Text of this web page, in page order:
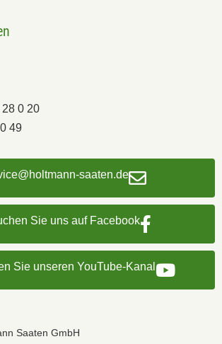
0 20
49
saaten.de
Sie uns auf Facebook
Sie unseren YouTube-Kanal
Saaten GmbH